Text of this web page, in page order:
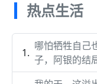
热点生活
哪怕牺牲自己
子，阿银的结